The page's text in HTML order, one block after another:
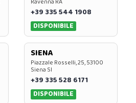
+39 335 544 1908
DISPONIBILE
SIENA
Piazzale Rosselli, 25, 53100
Siena SI
+39 335 528 6171
DISPONIBILE